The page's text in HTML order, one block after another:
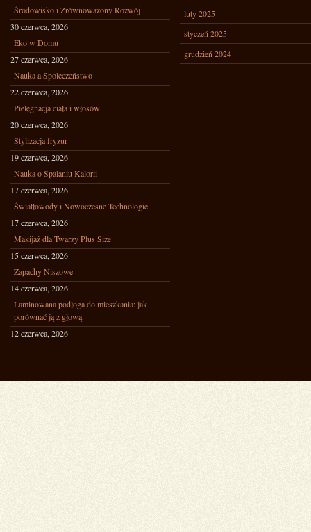
Środowisko i Zrównoważony Rozwój
30 czerwca, 2026
Eko w Domu
27 czerwca, 2026
Nauka a Społeczeństwo
22 czerwca, 2026
Pielęgnacja ciała i włosów
20 czerwca, 2026
Stylizacja fryzur
19 czerwca, 2026
Nauka o Spalaniu Kalorii
17 czerwca, 2026
Światłowody i Nowoczesne Technologie
17 czerwca, 2026
Makijaż dla Twarzy Plus Size
15 czerwca, 2026
Zapachy Niszowe
14 czerwca, 2026
Laminowana podłoga do mieszkania: jak
porównać ją z głową
12 czerwca, 2026
luty 2025
styczeń 2025
grudzień 2024